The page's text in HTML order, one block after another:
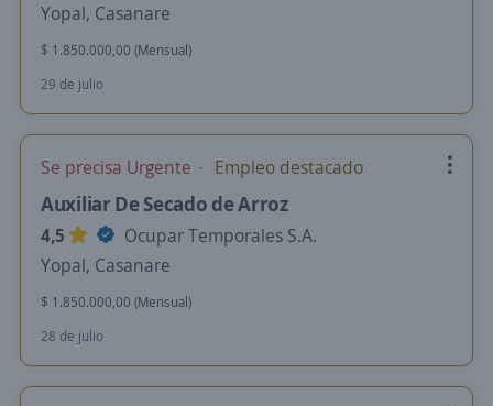
Yopal, Casanare
$ 1.850.000,00 (Mensual)
29 de julio
Se precisa Urgente Empleo destacado
Auxiliar De Secado de Arroz
4,5
Ocupar Temporales S.A.
Yopal, Casanare
$ 1.850.000,00 (Mensual)
28 de julio